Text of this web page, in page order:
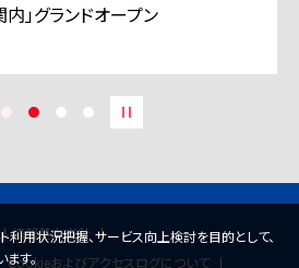
」グランドオープン
情報基本方針
Cookieおよびアクセスログについて
利用状況把握、サービス向上検討を目的として、
す。